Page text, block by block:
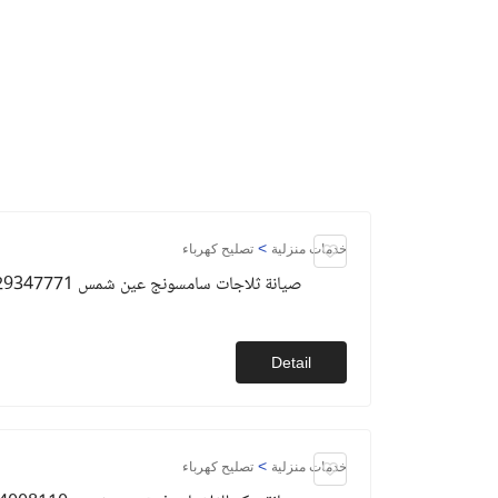
خدمات منزلية > تصليح كهرباء
صيانة ثلاجات سامسونج عين شمس 01129347771
Detail
خدمات منزلية > تصليح كهرباء